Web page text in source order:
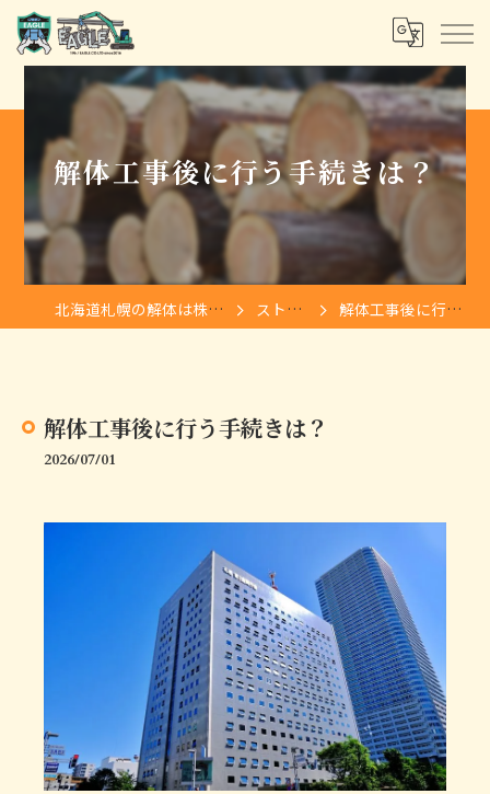
解体工事後に行う手続きは？
北海道札幌の解体は株式会社イーグル ストーリー 解体工事後に行う手続きは？
解体工事後に行う手続きは？
2026/07/01